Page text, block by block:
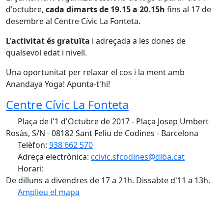
d'octubre, cada dimarts de 19.15 a 20.15h fins al 17 de
desembre al Centre Cívic La Fonteta.
L'activitat és gratuïta i adreçada a les dones de
qualsevol edat i nivell.
Una oportunitat per relaxar el cos i la ment amb
Anandaya Yoga! Apunta-t'hi!
Centre Cívic La Fonteta
Plaça de l'1 d'Octubre de 2017 - Plaça Josep Umbert
Rosàs, S/N - 08182 Sant Feliu de Codines - Barcelona
Telèfon: 938 662 570
Adreça electrònica: ccivic.sfcodines@diba.cat
Horari:
De dilluns a divendres de 17 a 21h. Dissabte d'11 a 13h.
Amplieu el mapa